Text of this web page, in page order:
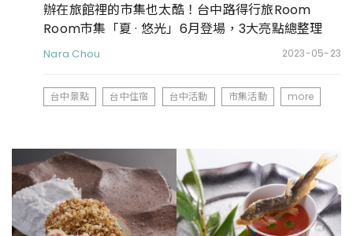
辦在旅館裡的市集也太酷！台中路得行旅Room
Room市集「夏 · 悠光」6月登場，3大亮點總整理
Nara Chou 2023-05-23
台中景點 台中住宿 台中活動 市集活動 more